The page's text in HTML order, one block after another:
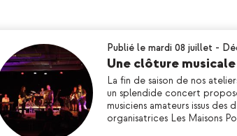
Publié le mardi 08 juillet -
Une clôture
La fin de saison de nos
un splendide concert
musiciens amateurs issus des
organisatrices Les Maisons